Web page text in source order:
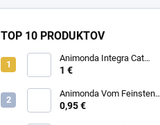
TOP 10 PRODUKTOV
Animonda Integra Cat
Intestinal - Morčacie mäso
1 €
Animonda Vom Feinsten
Sterilized - Morka 100g
0,95 €